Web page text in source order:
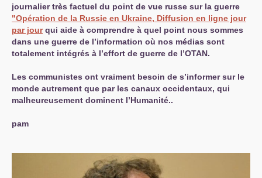
journalier très factuel du point de vue russe sur la guerre
"Opération de la Russie en Ukraine, Diffusion en ligne jour
par jourqui aide à comprendre à quel point nous sommes
dans une guerre de l’information où nos médias sont
totalement intégrés à l’effort de guerre de l’OTAN.
Les communistes ont vraiment besoin de s’informer sur le
monde autrement que par les canaux occidentaux, qui
malheureusement dominent l’Humanité..
pam